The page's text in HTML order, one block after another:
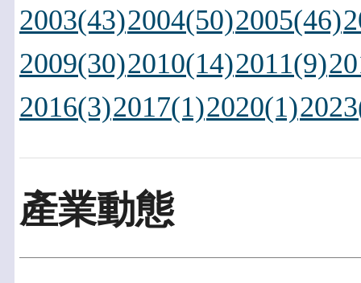
2003(43)2004(50)2005(46)
2009(30)2010(14)2011(9)
2016(3)2017(1)2020(1)
產業動態